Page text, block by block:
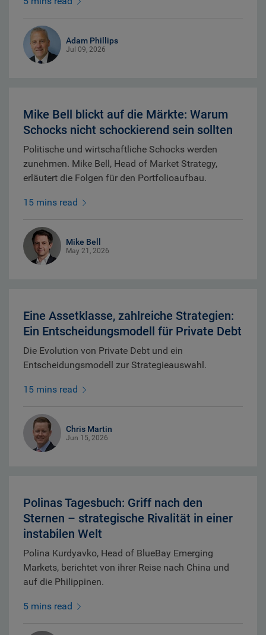
Adam Phillips
Jul 09, 2026
Mike Bell blickt auf die Märkte: Warum
Schocks nicht schockierend sein sollten
Politische und wirtschaftliche Schocks werden
zunehmen. Mike Bell, Head of Market Strategy,
erläutert die Folgen für den Portfolioaufbau.
15 mins read
Mike Bell
May 21, 2026
Eine Assetklasse, zahlreiche Strategien:
Ein Entscheidungsmodell für Private Debt
Die Evolution von Private Debt und ein
Entscheidungsmodell zur Strategieauswahl.
15 mins read
Chris Martin
Jun 15, 2026
Polinas Tagesbuch: Griff nach den
Sternen – strategische Rivalität in einer
instabilen Welt
Polina Kurdyavko, Head of BlueBay Emerging
Markets, berichtet von ihrer Reise nach China und
auf die Philippinen.
5 mins read